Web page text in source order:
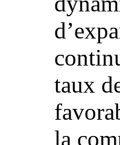
taux
la